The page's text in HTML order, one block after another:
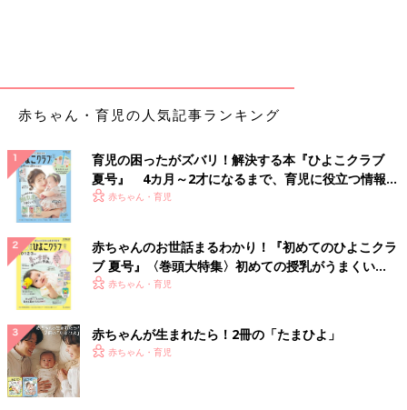
赤ちゃん・育児の人気記事ランキング
育児の困ったがズバリ！解決する本『ひよこクラブ
夏号』 4カ月～2才になるまで、育児に役立つ情報が
いっぱい！
赤ちゃん・育児
赤ちゃんのお世話まるわかり！『初めてのひよこクラ
ブ 夏号』〈巻頭大特集〉初めての授乳がうまくい
く！ おっぱい・ミルクの基本と夏のトラブル 解決テ
赤ちゃん・育児
赤ちゃんが生まれたら！2冊の「たまひよ」
赤ちゃん・育児